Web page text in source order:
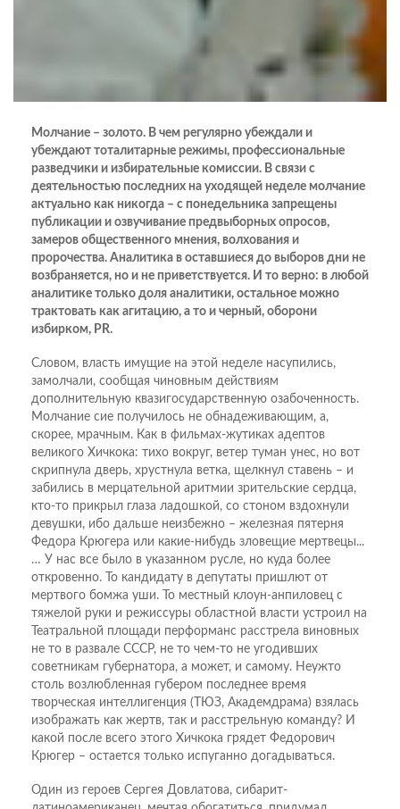
Молчание – золото. В чем регулярно убеждали и
убеждают тоталитарные режимы, профессиональные
разведчики и избирательные комиссии. В связи с
деятельностью последних на уходящей неделе молчание
актуально как никогда – с понедельника запрещены
публикации и озвучивание предвыборных опросов,
замеров общественного мнения, волхования и
пророчества. Аналитика в оставшиеся до выборов дни не
возбраняется, но и не приветствуется. И то верно: в любой
аналитике только доля аналитики, остальное можно
трактовать как агитацию, а то и черный, оборони
избирком, PR.
Словом, власть имущие на этой неделе насупились,
замолчали, сообщая чиновным действиям
дополнительную квазигосударственную озабоченность.
Молчание сие получилось не обнадеживающим, а,
скорее, мрачным. Как в фильмах-жутиках адептов
великого Хичкока: тихо вокруг, ветер туман унес, но вот
скрипнула дверь, хрустнула ветка, щелкнул ставень – и
забились в мерцательной аритмии зрительские сердца,
кто-то прикрыл глаза ладошкой, со стоном вздохнули
девушки, ибо дальше неизбежно – железная пятерня
Федора Крюгера или какие-нибудь зловещие мертвецы...
… У нас все было в указанном русле, но куда более
откровенно. То кандидату в депутаты пришлют от
мертвого бомжа уши. То местный клоун-анпиловец с
тяжелой руки и режиссуры областной власти устроил на
Театральной площади перформанс расстрела виновных
не то в развале СССР, не то чем-то не угодивших
советникам губернатора, а может, и самому. Неужто
столь возлюбленная губером последнее время
творческая интеллигенция (ТЮЗ, Академдрама) взялась
изображать как жертв, так и расстрельную команду? И
какой после всего этого Хичкока грядет Федорович
Крюгер – остается только испуганно догадываться.
Один из героев Сергея Довлатова, сибарит-